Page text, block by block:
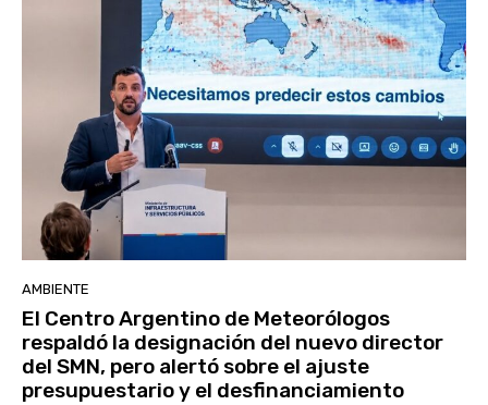
AMBIENTE
El Centro Argentino de Meteorólogos
respaldó la designación del nuevo director
del SMN, pero alertó sobre el ajuste
presupuestario y el desfinanciamiento